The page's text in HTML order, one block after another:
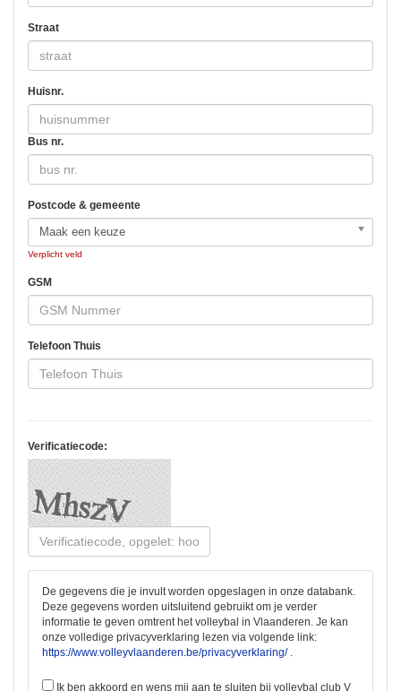
Straat
Huisnr.
Bus nr.
Postcode & gemeente
Maak een keuze
Verplicht veld
GSM
Telefoon Thuis
Verificatiecode:
De gegevens die je invult worden opgeslagen in onze databank.
Deze gegevens worden uitsluitend gebruikt om je verder
informatie te geven omtrent het volleybal in Vlaanderen. Je kan
onze volledige privacyverklaring lezen via volgende link:
https://www.volleyvlaanderen.be/privacyverklaring/.
Ik ben akkoord en wens mij aan te sluiten bij volleybal club V